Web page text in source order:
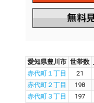
愛知県豊川市 世帯数
赤代町１丁目
21
赤代町２丁目
198
赤代町３丁目
197